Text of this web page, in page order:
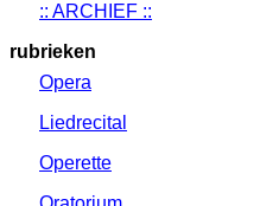
:: ARCHIEF ::
rubrieken
Opera
Liedrecital
Operette